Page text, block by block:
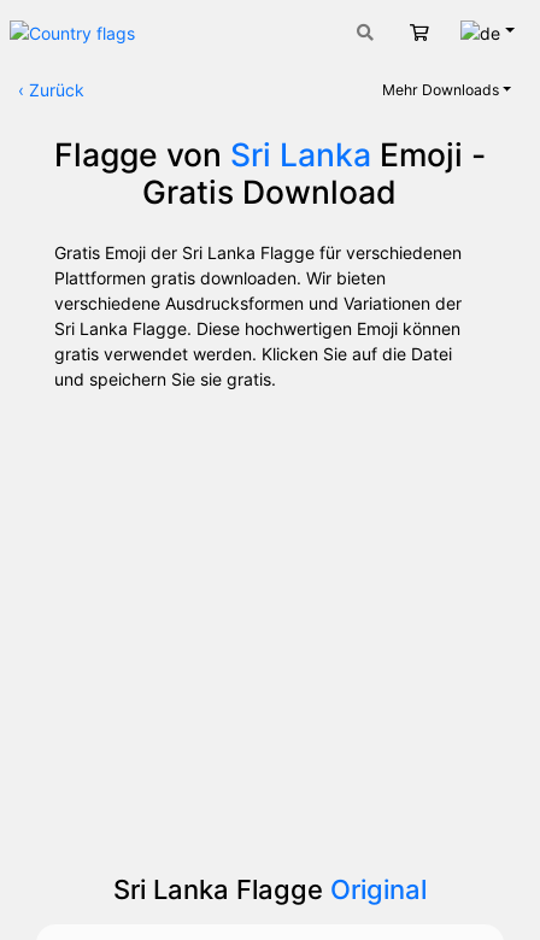
Warenkorb
‹ Zurück Mehr Downloads
Flagge von Sri Lanka Emoji -
Gratis Download
Gratis Emoji der Sri Lanka Flagge für verschiedenen
Plattformen gratis downloaden. Wir bieten
verschiedene Ausdrucksformen und Variationen der
Sri Lanka Flagge. Diese hochwertigen Emoji können
gratis verwendet werden. Klicken Sie auf die Datei
und speichern Sie sie gratis.
Sri Lanka Flagge Original